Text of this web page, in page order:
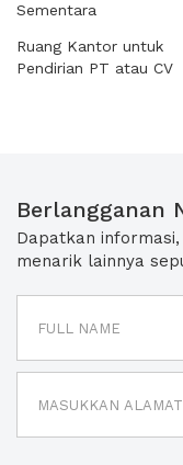
Sementara
Ruang Kantor untuk
Pendirian PT atau CV
Berlangganan
Dapatkan
menarik lainnya